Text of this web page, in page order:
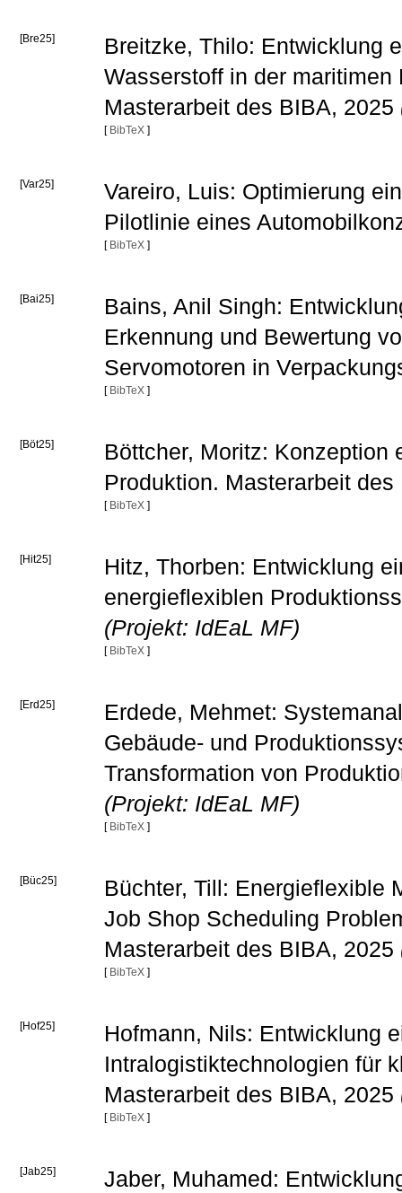
[Bre25]
Breitzke, Thilo: Entwicklung
Wasserstoff in der
Masterarbeit des BIBA, 2025
[ BibTeX ]
[Var25]
Vareiro, Luis: Optimierung
Pilotlinie eines
[ BibTeX ]
[Bai25]
Bains, Anil Singh:
Erkennung und Bewertung
Servomotoren in
[ BibTeX ]
[Böt25]
Böttcher, Moritz: Konzeption
Produktion. Masterarbeit
[ BibTeX ]
[Hit25]
Hitz, Thorben: Entwicklung
energieflexiblen
(Projekt: IdEaL MF)
[ BibTeX ]
[Erd25]
Erdede, Mehmet:
Gebäude- und
Transformation von
(Projekt: IdEaL MF)
[ BibTeX ]
[Büc25]
Büchter, Till: Energieflexible
Job Shop Scheduling
Masterarbeit des BIBA, 2025
[ BibTeX ]
[Hof25]
Hofmann, Nils: Entwicklung
Intralogistiktechnologien für
Masterarbeit des BIBA, 2025
[ BibTeX ]
[Jab25] Jaber, Muhamed: